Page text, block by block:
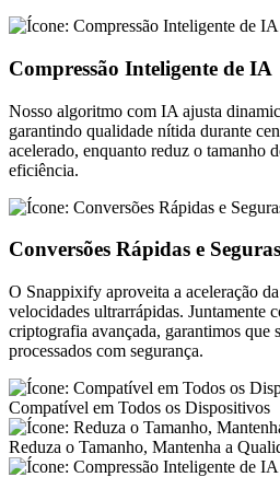
Compressão Inteligente de IA
Nosso algoritmo com IA ajusta
garantindo qualidade nítida durante
acelerado, enquanto reduz o tamanho
eficiência.
Conversões Rápidas e Seguras
O Snappixify aproveita a aceleração
velocidades ultrarrápidas. Juntamente
criptografia avançada, garantimos que
processados com segurança.
Compatível em Todos os Dispositivos
Reduza o Tamanho, Mantenha a